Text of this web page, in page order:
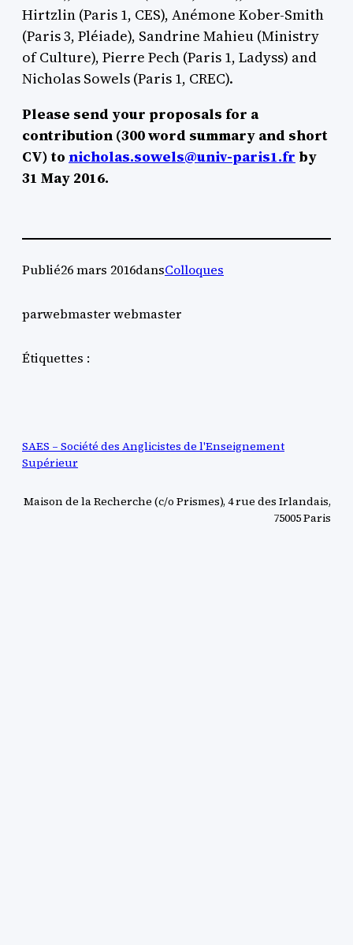
Hirtzlin (Paris 1, CES), Anémone Kober-Smith
(Paris 3, Pléiade), Sandrine Mahieu (Ministry
of Culture), Pierre Pech (Paris 1, Ladyss) and
Nicholas Sowels (Paris 1, CREC).
Please send your proposals for a
contribution (300 word summary and short
CV) to nicholas.sowels@univ-paris1.fr by
31 May 2016.
Publié26 mars 2016dansColloques
parwebmaster webmaster
Étiquettes :
SAES – Société des Anglicistes de l'Enseignement
Supérieur
Maison de la Recherche (c/o Prismes), 4 rue des Irlandais,
75005 Paris